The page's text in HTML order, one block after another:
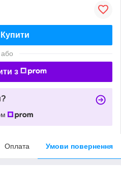
Купити
або
з
Оплата Умови повернення